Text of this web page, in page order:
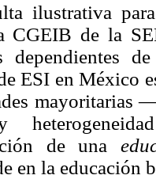
ilustrativa
CGEIB de la
dependientes
ESI en México
mayoritarias
de una
en la educación